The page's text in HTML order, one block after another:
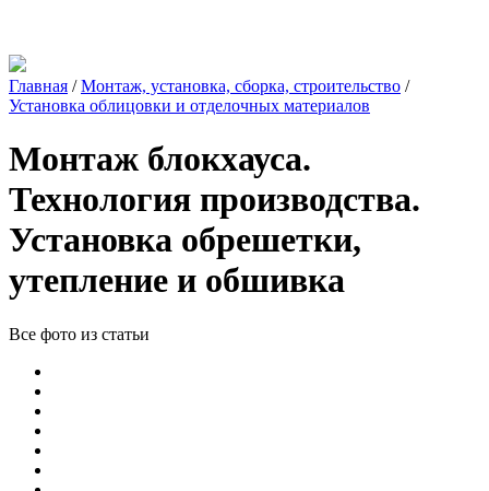
Главная /Монтаж, установка, сборка, строительство /
Установка облицовки и отделочных материалов
Монтаж блокхауса.
Технология производства.
Установка обрешетки,
утепление и обшивка
Все фото из статьи